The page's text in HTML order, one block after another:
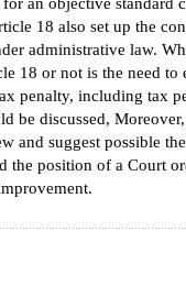
18 also set up the
administrative law.
18 or not is the need to
penalty, including tax
be discussed,
and suggest possible
the position of a Court